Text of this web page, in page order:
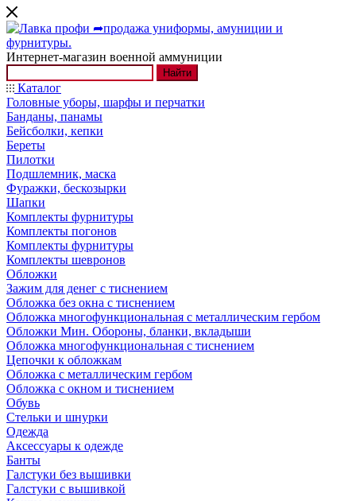
Интернет-магазин военной аммуниции
Найти
Каталог
Головные уборы, шарфы и перчатки
Банданы, панамы
Бейсболки, кепки
Береты
Пилотки
Подшлемник, маска
Фуражки, бескозырки
Шапки
Комплекты фурнитуры
Комплекты погонов
Комплекты фурнитуры
Комплекты шевронов
Обложки
Зажим для денег с тиснением
Обложка без окна с тиснением
Обложка многофункциональная с металлическим гербом
Обложки Мин. Обороны, бланки, вкладыши
Обложка многофункциональная с тиснением
Цепочки к обложкам
Обложка с металлическим гербом
Обложка с окном и тиснением
Обувь
Стельки и шнурки
Одежда
Аксессуары к одежде
Банты
Галстуки без вышивки
Галстуки с вышивкой